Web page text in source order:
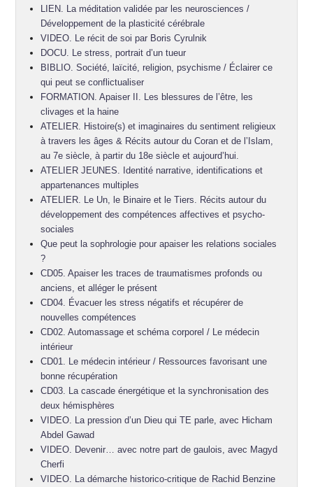
LIEN. La méditation validée par les neurosciences /
Développement de la plasticité cérébrale
VIDEO. Le récit de soi par Boris Cyrulnik
DOCU. Le stress, portrait d’un tueur
BIBLIO. Société, laïcité, religion, psychisme / Éclairer ce
qui peut se conflictualiser
FORMATION. Apaiser II. Les blessures de l’être, les
clivages et la haine
ATELIER. Histoire(s) et imaginaires du sentiment religieux
à travers les âges & Récits autour du Coran et de l’Islam,
au 7e siècle, à partir du 18e siècle et aujourd’hui.
ATELIER JEUNES. Identité narrative, identifications et
appartenances multiples
ATELIER. Le Un, le Binaire et le Tiers. Récits autour du
développement des compétences affectives et psycho-
sociales
Que peut la sophrologie pour apaiser les relations sociales
?
CD05. Apaiser les traces de traumatismes profonds ou
anciens, et alléger le présent
CD04. Évacuer les stress négatifs et récupérer de
nouvelles compétences
CD02. Automassage et schéma corporel / Le médecin
intérieur
CD01. Le médecin intérieur / Ressources favorisant une
bonne récupération
CD03. La cascade énergétique et la synchronisation des
deux hémisphères
VIDEO. La pression d’un Dieu qui TE parle, avec Hicham
Abdel Gawad
VIDEO. Devenir… avec notre part de gaulois, avec Magyd
Cherfi
VIDEO. La démarche historico-critique de Rachid Benzine